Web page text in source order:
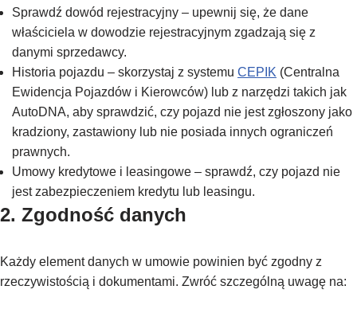
Sprawdź dowód rejestracyjny – upewnij się, że dane
właściciela w dowodzie rejestracyjnym zgadzają się z
danymi sprzedawcy.
Historia pojazdu – skorzystaj z systemu CEPIK (Centralna
Ewidencja Pojazdów i Kierowców) lub z narzędzi takich jak
AutoDNA, aby sprawdzić, czy pojazd nie jest zgłoszony jako
kradziony, zastawiony lub nie posiada innych ograniczeń
prawnych.
Umowy kredytowe i leasingowe – sprawdź, czy pojazd nie
jest zabezpieczeniem kredytu lub leasingu.
2. Zgodność danych
Każdy element danych w umowie powinien być zgodny z
rzeczywistością i dokumentami. Zwróć szczególną uwagę na: